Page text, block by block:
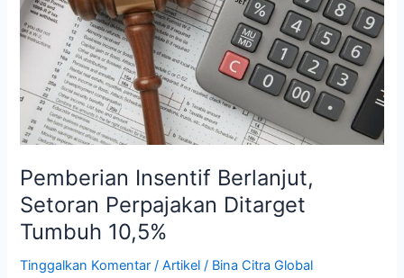
Pemberian Insentif Berlanjut,
Setoran Perpajakan Ditarget
Tumbuh 10,5%
Tinggalkan Komentar /Artikel / Bina Citra Global
Ditarget
Tumbuh
10,5%